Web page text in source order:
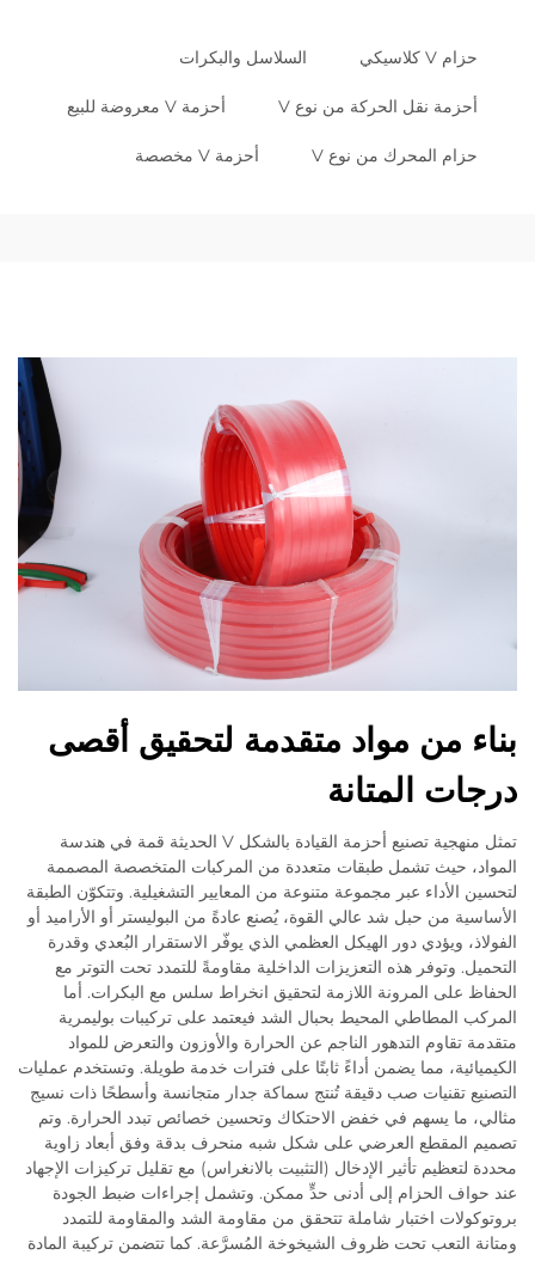
حزام V كلاسيكي السلاسل والبكرات
أحزمة نقل الحركة من نوع V أحزمة V معروضة للبيع
حزام المحرك من نوع V أحزمة V مخصصة
بناء من مواد متقدمة لتحقيق أقصى
درجات المتانة
تمثل منهجية تصنيع أحزمة القيادة بالشكل V الحديثة قمة في هندسة
المواد، حيث تشمل طبقات متعددة من المركبات المتخصصة المصممة
لتحسين الأداء عبر مجموعة متنوعة من المعايير التشغيلية. وتتكوّن الطبقة
الأساسية من حبل شد عالي القوة، يُصنع عادةً من البوليستر أو الأراميد أو
الفولاذ، ويؤدي دور الهيكل العظمي الذي يوفّر الاستقرار البُعدي وقدرة
التحميل. وتوفر هذه التعزيزات الداخلية مقاومةً للتمدد تحت التوتر مع
الحفاظ على المرونة اللازمة لتحقيق انخراط سلس مع البكرات. أما
المركب المطاطي المحيط بحبال الشد فيعتمد على تركيبات بوليمرية
متقدمة تقاوم التدهور الناجم عن الحرارة والأوزون والتعرض للمواد
الكيميائية، مما يضمن أداءً ثابتًا على فترات خدمة طويلة. وتستخدم عمليات
التصنيع تقنيات صب دقيقة تُنتج سماكة جدار متجانسة وأسطحًا ذات نسيج
مثالي، ما يسهم في خفض الاحتكاك وتحسين خصائص تبدد الحرارة. وتم
تصميم المقطع العرضي على شكل شبه منحرف بدقة وفق أبعاد زاوية
محددة لتعظيم تأثير الإدخال (التثبيت بالانغراس) مع تقليل تركيزات الإجهاد
عند حواف الحزام إلى أدنى حدٍّ ممكن. وتشمل إجراءات ضبط الجودة
بروتوكولات اختبار شاملة تتحقق من مقاومة الشد والمقاومة للتمدد
ومتانة التعب تحت ظروف الشيخوخة المُسرَّعة. كما تتضمن تركيبة المادة